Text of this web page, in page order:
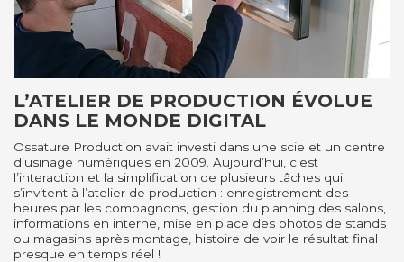
L’ATELIER DE PRODUCTION ÉVOLUE
DANS LE MONDE DIGITAL
Ossature Production avait investi dans une scie et un centre
d’usinage numériques en 2009. Aujourd’hui, c’est
l’interaction et la simplification de plusieurs tâches qui
s’invitent à l’atelier de production : enregistrement des
heures par les compagnons, gestion du planning des salons,
informations en interne, mise en place des photos de stands
ou magasins après montage, histoire de voir le résultat final
presque en temps réel !